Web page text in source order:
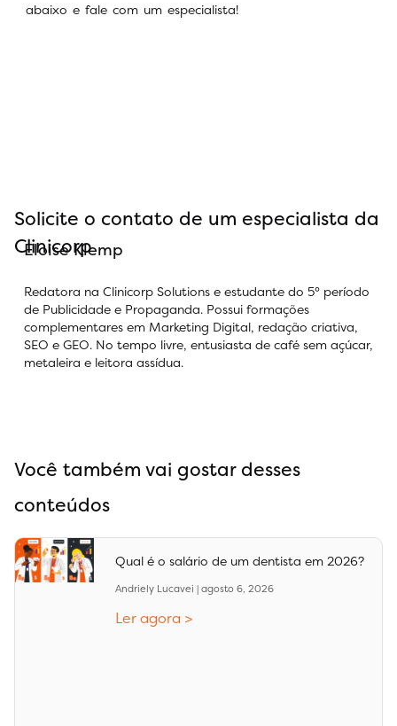
abaixo e fale com um especialista!
Solicite o contato de um especialista da
Clinicorp
Eloise Klemp
Redatora na Clinicorp Solutions e estudante do 5° período
de Publicidade e Propaganda. Possui formações
complementares em Marketing Digital, redação criativa,
SEO e GEO. No tempo livre, entusiasta de café sem açúcar,
metaleira e leitora assídua.
Você também vai gostar desses
conteúdos
Qual é o salário de um dentista em 2026?
Andriely Lucavei agosto 6, 2026
Ler agora >